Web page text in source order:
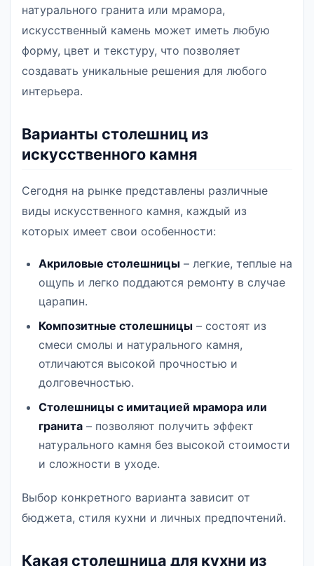
натурального гранита или мрамора,
искусственный камень может иметь любую
форму, цвет и текстуру, что позволяет
создавать уникальные решения для любого
интерьера.
Варианты столешниц из
искусственного камня
Сегодня на рынке представлены различные
виды искусственного камня, каждый из
которых имеет свои особенности:
Акриловые столешницы – легкие, теплые на
ощупь и легко поддаются ремонту в случае
царапин.
Композитные столешницы – состоят из
смеси смолы и натурального камня,
отличаются высокой прочностью и
долговечностью.
Столешницы с имитацией мрамора или
гранита – позволяют получить эффект
натурального камня без высокой стоимости
и сложности в уходе.
Выбор конкретного варианта зависит от
бюджета, стиля кухни и личных предпочтений.
Какая столешница для кухни из